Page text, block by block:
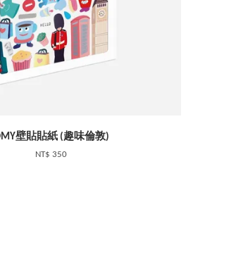
壁貼貼紙 (趣味倫敦)
NT$ 350